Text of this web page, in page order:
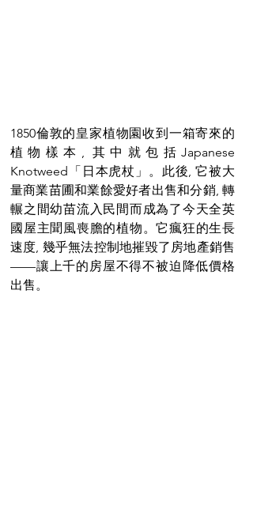
1850倫敦的皇家植物園收到一箱寄來的
植物樣本, 其中就包括Japanese
Knotweed「日本虎杖」。此後, 它被大
量商業苗圃和業餘愛好者出售和分銷, 轉
輾之間幼苗流入民間而成為了今天全英
國屋主聞風喪膽的植物。它瘋狂的生長
速度, 幾乎無法控制地摧毀了房地產銷售
——讓上千的房屋不得不被迫降低價格
出售。